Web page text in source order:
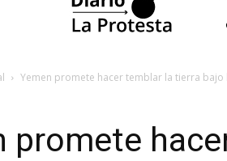
Yemen promete hacer temblar la tierra
promete